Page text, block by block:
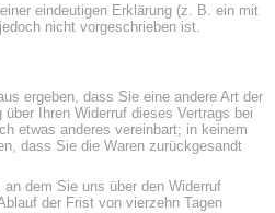
eindeutigen Erklärung (z. B. ein mit
nicht vorgeschrieben ist.
ergeben, dass Sie eine andere Art der
Ihren Widerruf dieses Vertrags bei
etwas anderes vereinbart; in keinem
dass Sie die Waren zurückgesandt
dem Sie uns über den Widerruf
der Frist von vierzehn Tagen